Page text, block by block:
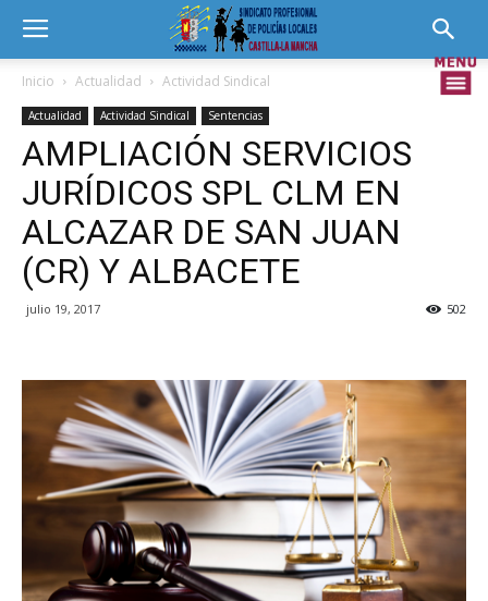
Inicio Actualidad Actividad Sindical
Actualidad Actividad Sindical Sentencias
AMPLIACIÓN SERVICIOS
JURÍDICOS SPL CLM EN
ALCAZAR DE SAN JUAN
(CR) Y ALBACETE
julio 19, 2017 502